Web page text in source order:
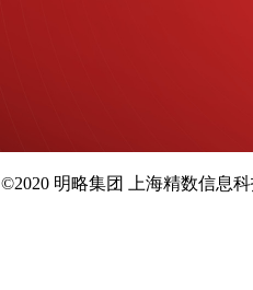
©2020 明略集团 上海精数信息